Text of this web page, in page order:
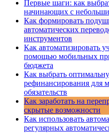
Первые шаги: как
начинающих с
Как формировать
автоматических
инструментов
Как автоматизировать
помощью мобильных
бюджета
Как выбрать
рефинансирования для
обязательств
Как заработать на
скрытые возможности
Как использовать
регулярных